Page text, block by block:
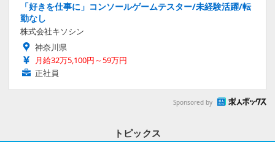
「好きを仕事に」コンソールゲームテスター/未経験活躍/転
勤なし
株式会社キソシン
神奈川県
月給32万5,100円～59万円
正社員
Sponsored by
トピックス